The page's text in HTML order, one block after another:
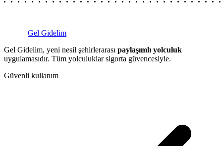
Gel Gidelim
Gel Gidelim, yeni nesil şehirlerarası paylaşımlı yolculuk
uygulamasıdır. Tüm yolculuklar sigorta güvencesiyle.
Güvenli kullanım